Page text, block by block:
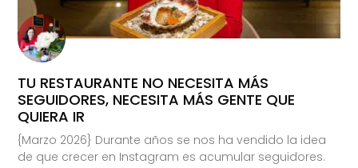
TU RESTAURANTE NO NECESITA MÁS
SEGUIDORES, NECESITA MÁS GENTE QUE
QUIERA IR
{Marzo 2026} Durante años se nos ha vendido la idea
de que crecer en Instagram es acumular seguidores.